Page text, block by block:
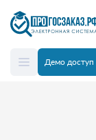
Демо доступ